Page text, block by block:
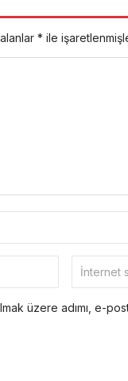
* ile
üzere adımı, e-